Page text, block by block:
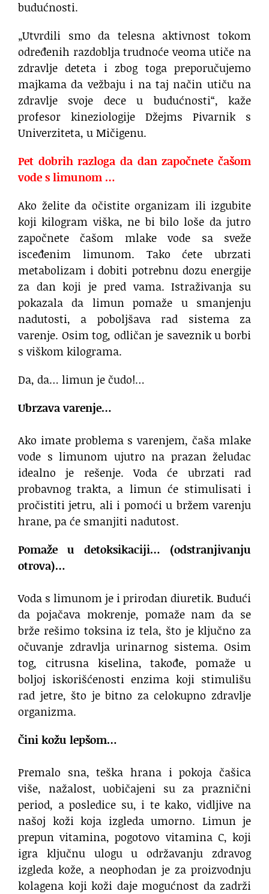
budućnosti.
„Utvrdili smo da telesna aktivnost tokom
određenih razdoblja trudnoće veoma utiče na
zdravlje deteta i zbog toga preporučujemo
majkama da vežbaju i na taj način utiču na
zdravlje svoje dece u budućnosti“, kaže
profesor kineziologije Džejms Pivarnik s
Univerziteta, u Mičigenu.
Pet dobrih razloga da dan započnete čašom
vode s limunom …
Ako želite da očistite organizam ili izgubite
koji kilogram viška, ne bi bilo loše da jutro
započnete čašom mlake vode sa sveže
isceđenim limunom. Tako ćete ubrzati
metabolizam i dobiti potrebnu dozu energije
za dan koji je pred vama. Istraživanja su
pokazala da limun pomaže u smanjenju
nadutosti, a poboljšava rad sistema za
varenje. Osim tog, odličan je saveznik u borbi
s viškom kilograma.
Da, da… limun je čudo!…
Ubrzava varenje…
Ako imate problema s varenjem, čaša mlake
vode s limunom ujutro na prazan želudac
idealno je rešenje. Voda će ubrzati rad
probavnog trakta, a limun će stimulisati i
pročistiti jetru, ali i pomoći u bržem varenju
hrane, pa će smanjiti nadutost.
Pomaže u detoksikaciji… (odstranjivanju
otrova)…
Voda s limunom je i prirodan diuretik. Budući
da pojačava mokrenje, pomaže nam da se
brže rešimo toksina iz tela, što je ključno za
očuvanje zdravlja urinarnog sistema. Osim
tog, citrusna kiselina, takođe, pomaže u
boljoj iskorišćenosti enzima koji stimulišu
rad jetre, što je bitno za celokupno zdravlje
organizma.
Čini kožu lepšom…
Premalo sna, teška hrana i pokoja čašica
više, nažalost, uobičajeni su za praznični
period, a posledice su, i te kako, vidljive na
našoj koži koja izgleda umorno. Limun je
prepun vitamina, pogotovo vitamina C, koji
igra ključnu ulogu u održavanju zdravog
izgleda kože, a neophodan je za proizvodnju
kolagena koji koži daje mogućnost da zadrži